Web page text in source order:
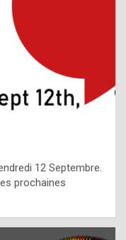
12 Septembre.
prochaines